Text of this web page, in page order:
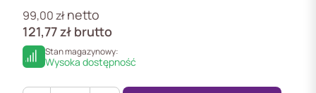
99,00złnetto
121,77zł brutto
Stan magazynowy:
Wysoka dostępność